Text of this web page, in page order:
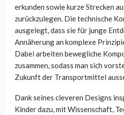
erkunden sowie kurze Strecken
zurückzulegen. Die technische
ausgelegt, dass sie für junge
Annäherung an komplexe
Dabei arbeiten bewegliche
zusammen, sodass man sich
Zukunft der Transportmittel
Dank seines cleveren Designs
Kinder dazu, mit Wissenschaft,